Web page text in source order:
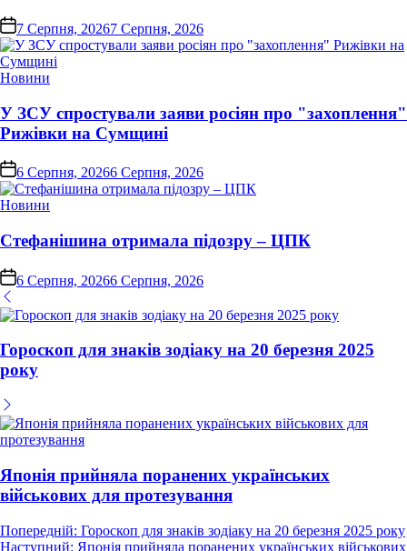
on 7 Серпня, 20267 Серпня, 2026
Опублікувати
Новини
У ЗСУ спростували заяви росіян про "захоплення"
Рижівки на Сумщині
on6 Серпня, 20266 Серпня, 2026
Опублікувати
Новини
Стефанішина отримала підозру – ЦПК
on6 Серпня, 20266 Серпня, 2026
Гороскоп для знаків зодіаку на 20 березня 2025
року
Японія прийняла поранених українських
військових для протезування
Навігація
Попередній: Гороскоп для знаків зодіаку на 20 березня 2025 року
Наступний: Японія прийняла поранених українських військових